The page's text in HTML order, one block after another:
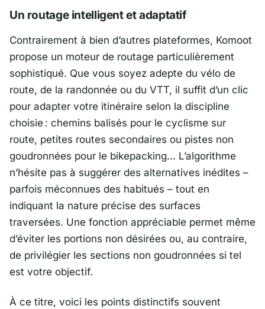
Un routage intelligent et adaptatif
Contrairement à bien d’autres plateformes, Komoot
propose un moteur de routage particulièrement
sophistiqué. Que vous soyez adepte du vélo de
route, de la randonnée ou du VTT, il suffit d’un clic
pour adapter votre itinéraire selon la discipline
choisie : chemins balisés pour le cyclisme sur
route, petites routes secondaires ou pistes non
goudronnées pour le bikepacking… L’algorithme
n’hésite pas à suggérer des alternatives inédites –
parfois méconnues des habitués – tout en
indiquant la nature précise des surfaces
traversées. Une fonction appréciable permet même
d’éviter les portions non désirées ou, au contraire,
de privilégier les sections non goudronnées si tel
est votre objectif.
À ce titre, voici les points distinctifs souvent